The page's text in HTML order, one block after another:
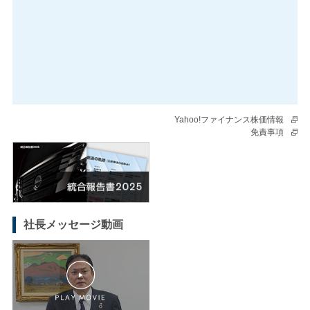
Yahoo!ファイナンス株価情報
免責事項
社長メッセージ動画